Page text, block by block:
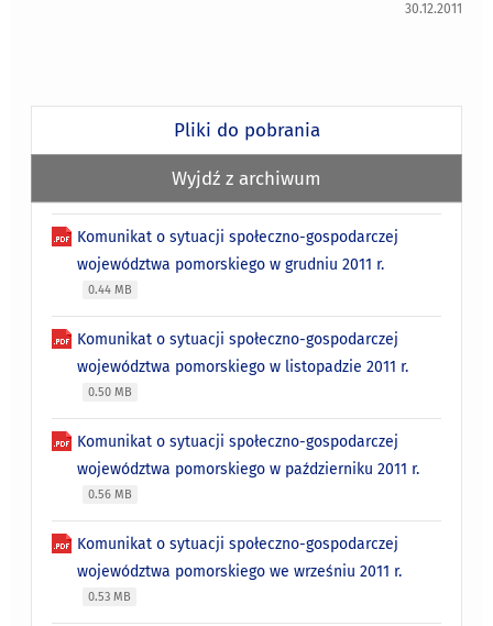
30.12.2011
Pliki do pobrania
Wyjdź z archiwum
Komunikat o sytuacji społeczno-gospodarczej
województwa pomorskiego w grudniu 2011 r.
0.44 MB
Komunikat o sytuacji społeczno-gospodarczej
województwa pomorskiego w listopadzie 2011 r.
0.50 MB
Komunikat o sytuacji społeczno-gospodarczej
województwa pomorskiego w październiku 2011 r.
0.56 MB
Komunikat o sytuacji społeczno-gospodarczej
województwa pomorskiego we wrześniu 2011 r.
0.53 MB